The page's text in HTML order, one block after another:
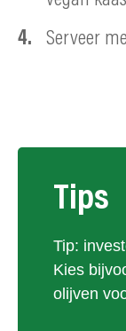
Serveer
Tips
Tip:
Kies
olijven